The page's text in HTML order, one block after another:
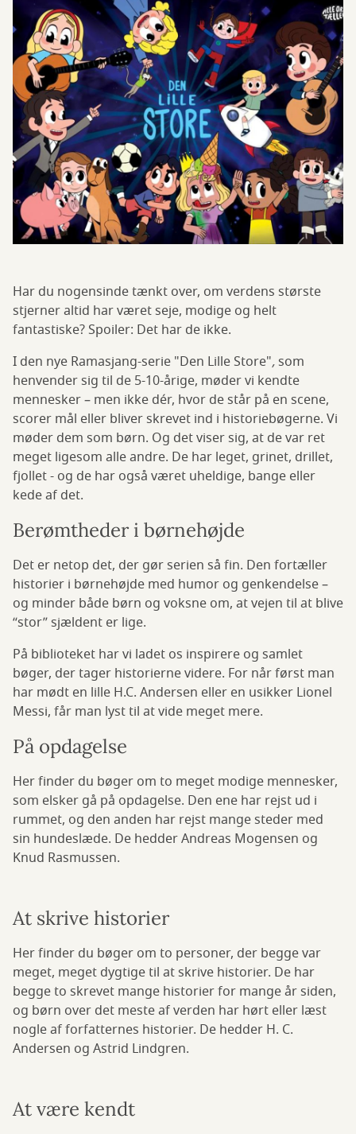
Har du nogensinde tænkt over, om verdens største
stjerner altid har været seje, modige og helt
fantastiske? Spoiler: Det har de ikke.
I den nye Ramasjang-serie "Den Lille Store",som
henvender sig til de 5-10-årige, møder vi kendte
mennesker – men ikke dér, hvor de står på en scene,
scorer mål eller bliver skrevet ind i historiebøgerne. Vi
møder dem som børn. Og det viser sig, at de var ret
meget ligesom alle andre. De har leget, grinet, drillet,
fjollet - og de har også været uheldige, bange eller
kede af det.
Berømtheder i børnehøjde
Det er netop det, der gør serien så fin. Den fortæller
historier i børnehøjde med humor og genkendelse –
og minder både børn og voksne om, at vejen til at blive
“stor” sjældent er lige.
På biblioteket har vi ladet os inspirere og samlet
bøger, der tager historierne videre. For når først man
har mødt en lille H.C. Andersen eller en usikker Lionel
Messi, får man lyst til at vide meget mere.
På opdagelse
Her finder du bøger om to meget modige mennesker,
som elsker gå på opdagelse. Den ene har rejst ud i
rummet, og den anden har rejst mange steder med
sin hundeslæde. De hedder Andreas Mogensen og
Knud Rasmussen.
At skrive historier
Her finder du bøger om to personer, der begge var
meget, meget dygtige til at skrive historier. De har
begge to skrevet mange historier for mange år siden,
og børn over det meste af verden har hørt eller læst
nogle af forfatternes historier. De hedder H. C.
Andersen og Astrid Lindgren.
At være kendt